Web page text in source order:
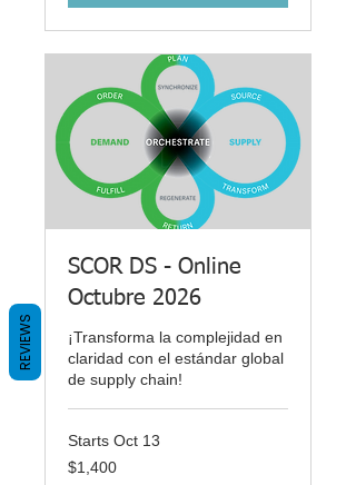
SCOR DS - Online
Octubre 2026
¡Transforma la complejidad en
claridad con el estándar global
de supply chain!
Starts Oct 13
1,400
US
$1,400
REVIEWS